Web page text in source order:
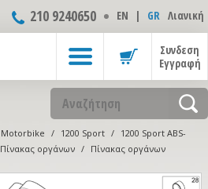
210 9240650 ΕΝ | GR Λιανική
Συνδεση
Εγγραφή
Motorbike / 1200 Sport / 1200 Sport ABS-
Πίνακας οργάνων / Πίνακας οργάνων